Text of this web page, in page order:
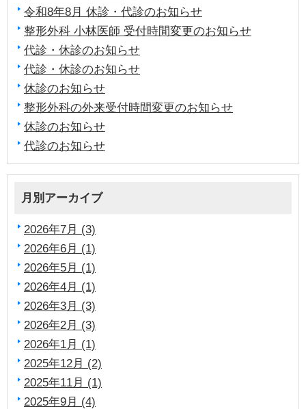
令和8年8月 休診・代診のお知らせ
整形外科 小林医師 受付時間変更のお知らせ
代診・休診のお知らせ
代診・休診のお知らせ
休診のお知らせ
整形外科の外来受付時間変更のお知らせ
休診のお知らせ
代診のお知らせ
月別アーカイブ
2026年7月 (3)
2026年6月 (1)
2026年5月 (1)
2026年4月 (1)
2026年3月 (3)
2026年2月 (3)
2026年1月 (1)
2025年12月 (2)
2025年11月 (1)
2025年9月 (4)